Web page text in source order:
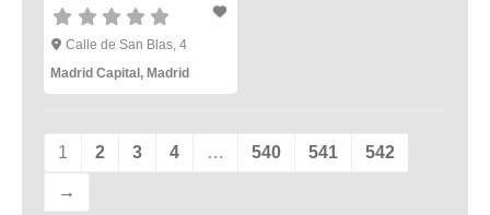
Calle de San Blas, 4
Madrid Capital , Madrid
1 2 3 4 … 540 541 542
→